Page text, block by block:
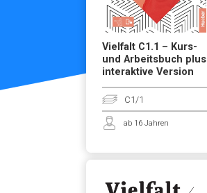
Vielfalt C1.1 – Kurs-
und Arbeitsbuch plus
interaktive Version
C1/1
ab 16 Jahren